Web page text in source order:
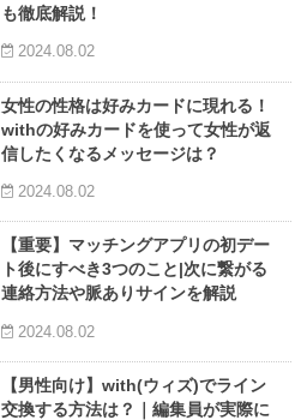
も徹底解説！
2024.08.02
女性の性格は好みカードに現れる！
withの好みカードを使って女性が返
信したくなるメッセージは？
2024.08.02
【重要】マッチングアプリの初デー
ト後にすべき3つのこと|次に繋がる
連絡方法や脈ありサインを解説
2024.08.02
【男性向け】with(ウィズ)でライン
交換する方法は？｜編集員が実際に